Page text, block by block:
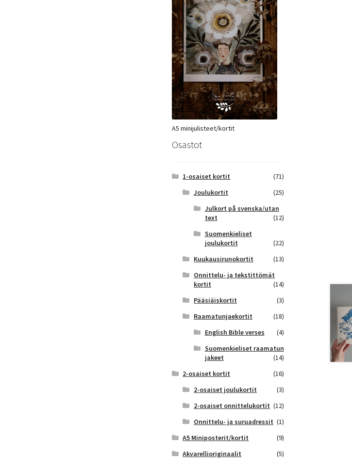
A5 minijulisteet/kortit
Osastot
1-osaiset kortit
(71)
Joulukortit
(25)
Julkort på svenska/utan
text
(12)
Suomenkieliset
joulukortit
(22)
Kuukausirunokortit
(13)
Onnittelu- ja tekstittömät
kortit
(14)
Pääsiäiskortit
(3)
Raamatunjaekortit
(18)
English Bible verses
(4)
Suomenkieliset raamatun
jakeet
(14)
2-osaiset kortit
(16)
2-osaiset joulukortit
(3)
2-osaiset onnittelukortit (12)
Onnittelu- ja suruadressit (1)
A5 Miniposterit/kortit
(9)
Akvarellioriginaalit
(5)